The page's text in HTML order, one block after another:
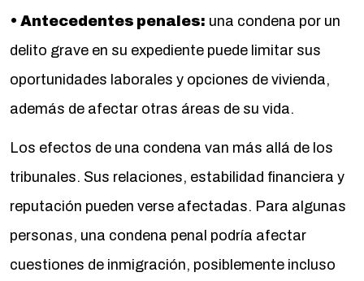
• Antecedentes penales: una condena por un
delito grave en su expediente puede limitar sus
oportunidades laborales y opciones de vivienda,
además de afectar otras áreas de su vida.
Los efectos de una condena van más allá de los
tribunales. Sus relaciones, estabilidad financiera y
reputación pueden verse afectadas. Para algunas
personas, una condena penal podría afectar
cuestiones de inmigración, posiblemente incluso